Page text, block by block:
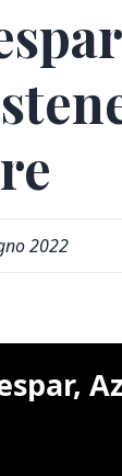
2022